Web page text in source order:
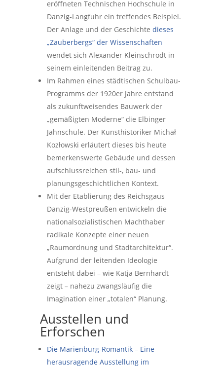
eröffneten Technischen Hochschule in
Danzig-Langfuhr ein treffendes Beispiel.
Der Anlage und der Geschichte dieses
„Zauberbergs“ der Wissenschaften
wendet sich Alexander Kleinschrodt in
seinem einleitenden Beitrag zu.
Im Rahmen eines städtischen Schulbau-
Programms der 1920er Jahre entstand
als zukunftweisendes Bauwerk der
„gemäßigten Moderne“ die Elbinger
Jahnschule. Der Kunsthistoriker Michał
Kozłowski erläutert dieses bis heute
bemerkenswerte Gebäude und dessen
aufschlussreichen stil-, bau- und
planungsgeschichtlichen Kontext.
Mit der Etablierung des Reichsgaus
Danzig-Westpreußen entwickeln die
nationalsozialistischen Machthaber
radikale Konzepte einer neuen
„Raumordnung und Stadtarchitektur“.
Aufgrund der leitenden Ideologie
entsteht dabei – wie Katja Bernhardt
zeigt – nahezu zwangsläufig die
Imagination einer „totalen“ Planung.
Ausstellen und
Erforschen
Die Marienburg-Romantik – Eine
herausragende Ausstellung im